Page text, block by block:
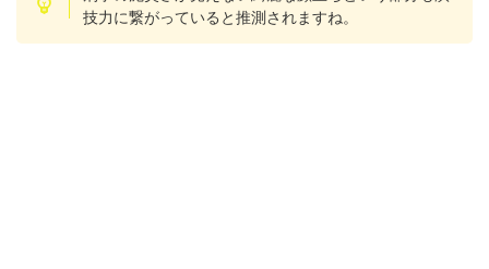
技力に繋がっていると推測されますね。